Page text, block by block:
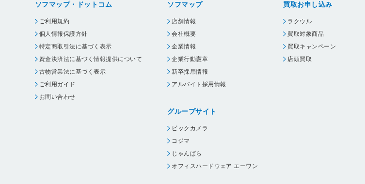
ソフマップ・ドットコム
ご利用規約
個人情報保護方針
特定商取引法に基づく表示
資金決済法に基づく情報提供について
古物営業法に基づく表示
ご利用ガイド
お問い合わせ
ソフマップ
店舗情報
会社概要
企業情報
企業行動憲章
新卒採用情報
アルバイト採用情報
グループサイト
ビックカメラ
コジマ
じゃんぱら
オフィスハードウェア エーワン
買取お申し込み
ラクウル
買取対象商品
買取キャンペーン
店頭買取